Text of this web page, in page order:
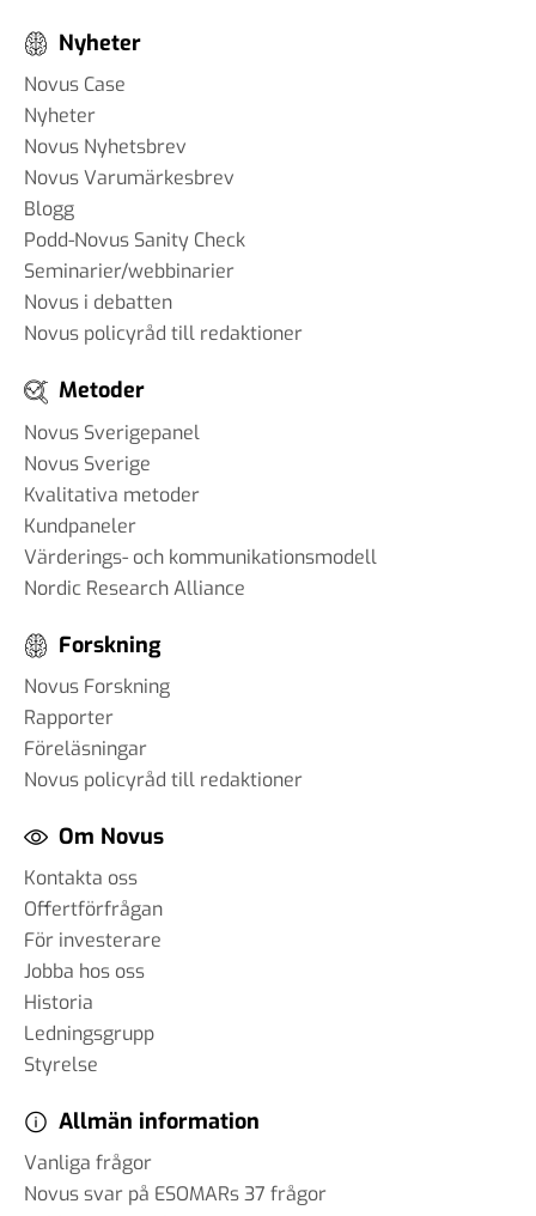
Nyheter
Novus Case
Nyheter
Novus Nyhetsbrev
Novus Varumärkesbrev
Blogg
Podd-Novus Sanity Check
Seminarier/webbinarier
Novus i debatten
Novus policyråd till redaktioner
Metoder
Novus Sverigepanel
Novus Sverige
Kvalitativa metoder
Kundpaneler
Värderings- och kommunikationsmodell
Nordic Research Alliance
Forskning
Novus Forskning
Rapporter
Föreläsningar
Novus policyråd till redaktioner
Om Novus
Kontakta oss
Offertförfrågan
För investerare
Jobba hos oss
Historia
Ledningsgrupp
Styrelse
Allmän information
Vanliga frågor
Novus svar på ESOMARs 37 frågor